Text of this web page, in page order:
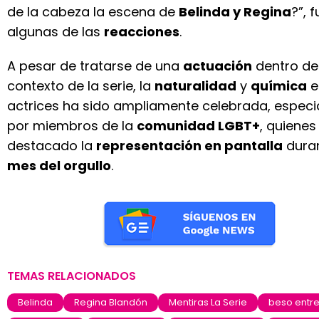
de la cabeza la escena de Belinda y Regina?”,
algunas de las reacciones.
A pesar de tratarse de una actuación dentro
contexto de la serie, la naturalidad y química
actrices ha sido ampliamente celebrada,
por miembros de la comunidad LGBT+,
destacado la representación en pantalla
mes del orgullo.
TEMAS RELACIONADOS
Belinda Regina Blandón Mentiras La Serie
beso